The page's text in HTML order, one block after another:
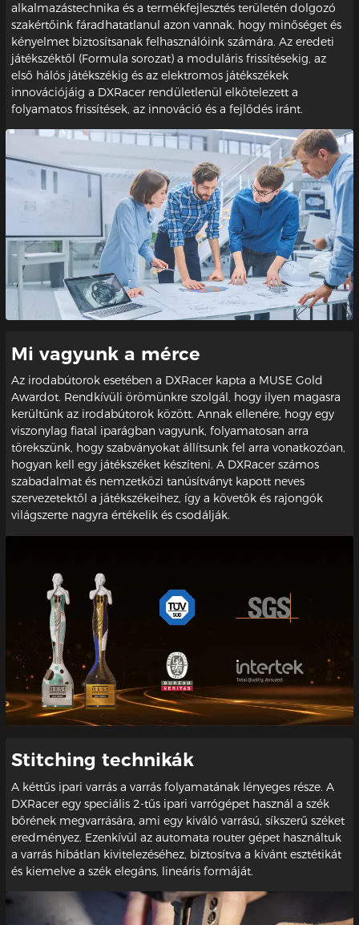
alkalmazástechnika és a termékfejlesztés területén dolgozó
szakértőink fáradhatatlanul azon vannak, hogy minőséget és
kényelmet biztosítsanak felhasználóink számára. Az eredeti
játékszéktől (Formula sorozat) a moduláris frissítésekig, az
első hálós játékszékig és az elektromos játékszékek
innovációjáig a DXRacer rendületlenül elkötelezett a
folyamatos frissítések, az innováció és a fejlődés iránt.
Mi vagyunk a mérce
Az irodabútorok esetében a DXRacer kapta a MUSE Gold
Awardot. Rendkívüli örömünkre szolgál, hogy ilyen magasra
kerültünk az irodabútorok között. Annak ellenére, hogy egy
viszonylag fiatal iparágban vagyunk, folyamatosan arra
törekszünk, hogy szabványokat állítsunk fel arra vonatkozóan,
hogyan kell egy játékszéket készíteni. A DXRacer számos
szabadalmat és nemzetközi tanúsítványt kapott neves
szervezetektől a játékszékeihez, így a követők és rajongók
világszerte nagyra értékelik és csodálják.
Stitching technikák
A kéttűs ipari varrás a varrás folyamatának lényeges része. A
DXRacer egy speciális 2-tűs ipari varrógépet használ a szék
bőrének megvarrására, ami egy kiváló varrású, síkszerű széket
eredményez. Ezenkívül az automata router gépet használtuk
a varrás hibátlan kivitelezéséhez, biztosítva a kívánt esztétikát
és kiemelve a szék elegáns, lineáris formáját.